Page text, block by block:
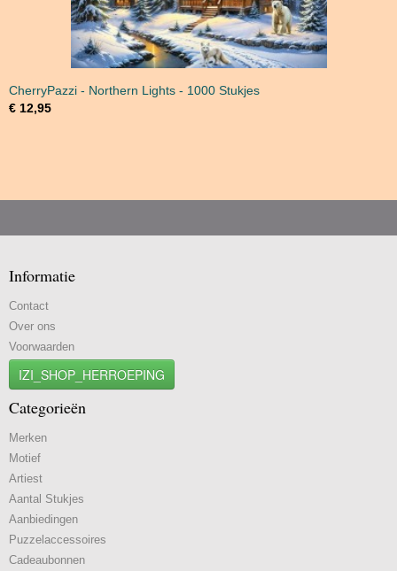
CherryPazzi - Northern Lights - 1000 Stukjes
€ 12,95
Informatie
Contact
Over ons
Voorwaarden
IZI_SHOP_HERROEPING
Categorieën
Merken
Motief
Artiest
Aantal Stukjes
Aanbiedingen
Puzzelaccessoires
Cadeaubonnen